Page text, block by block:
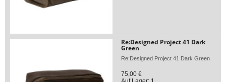
Re:Designed Project 41 Dark
Green
Re:Designed Project 41 Dark Green
75,00 €